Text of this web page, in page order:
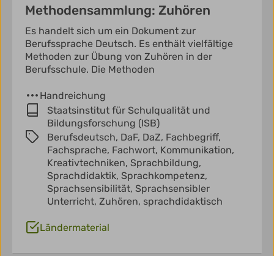
Methodensammlung: Zuhören
Es handelt sich um ein Dokument zur
Berufssprache Deutsch. Es enthält vielfältige
Methoden zur Übung von Zuhören in der
Berufsschule. Die Methoden
Handreichung
Staatsinstitut für Schulqualität und
Bildungsforschung (ISB)
Berufsdeutsch, DaF, DaZ, Fachbegriff,
Fachsprache, Fachwort, Kommunikation,
Kreativtechniken, Sprachbildung,
Sprachdidaktik, Sprachkompetenz,
Sprachsensibilität, Sprachsensibler
Unterricht, Zuhören, sprachdidaktisch
Ländermaterial